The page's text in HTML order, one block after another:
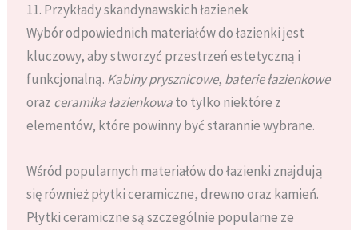
11. Przykłady skandynawskich łazienek
Wybór odpowiednich materiałów do łazienki jest
kluczowy, aby stworzyć przestrzeń estetyczną i
funkcjonalną. Kabiny prysznicowe, baterie łazienkowe
oraz ceramika łazienkowato tylko niektóre z
elementów, które powinny być starannie wybrane.
Wśród popularnych materiałów do łazienki znajdują
się również płytki ceramiczne, drewno oraz kamień.
Płytki ceramiczne są szczególnie popularne ze